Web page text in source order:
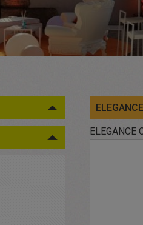
ELEGANCE
ELEGANCE